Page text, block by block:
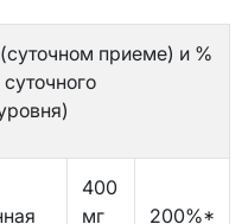
приеме) и %
400
мг
200%*